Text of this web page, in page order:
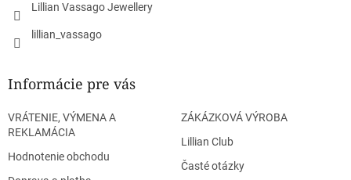
Lillian Vassago Jewellery
lillian_vassago
Informácie pre vás
VRÁTENIE, VÝMENA A
REKLAMÁCIA
Hodnotenie obchodu
ZÁKÁZKOVÁ VÝROBA
Lillian Club
Časté otázky